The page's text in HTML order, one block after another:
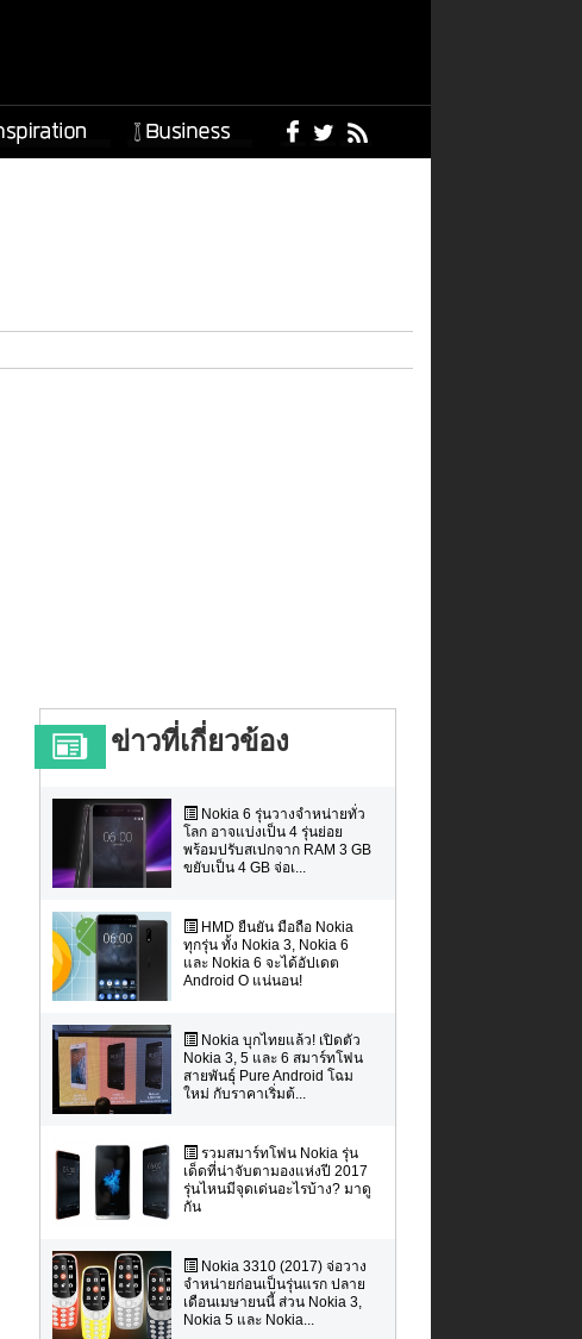
ข่าวที่เกี่ยวข้อง
Nokia 6 รุ่นวางจำหน่ายทั่ว
โลก อาจแบ่งเป็น 4 รุ่นย่อย
พร้อมปรับสเปกจาก RAM 3 GB
ขยับเป็น 4 GB จ่อเ...
HMD ยืนยัน มือถือ Nokia
ทุกรุ่น ทั้ง Nokia 3, Nokia 6
และ Nokia 6 จะได้อัปเดต
Android O แน่นอน!
Nokia บุกไทยแล้ว! เปิดตัว
Nokia 3, 5 และ 6 สมาร์ทโฟน
สายพันธุ์ Pure Android โฉม
ใหม่ กับราคาเริ่มต้...
รวมสมาร์ทโฟน Nokia รุ่น
เด็ดที่น่าจับตามองแห่งปี 2017
รุ่นไหนมีจุดเด่นอะไรบ้าง? มาดู
กัน
Nokia 3310 (2017) จ่อวาง
จำหน่ายก่อนเป็นรุ่นแรก ปลาย
เดือนเมษายนนี้ ส่วน Nokia 3,
Nokia 5 และ Nokia...